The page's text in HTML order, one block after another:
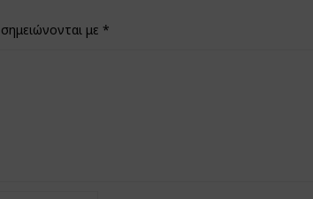
με *